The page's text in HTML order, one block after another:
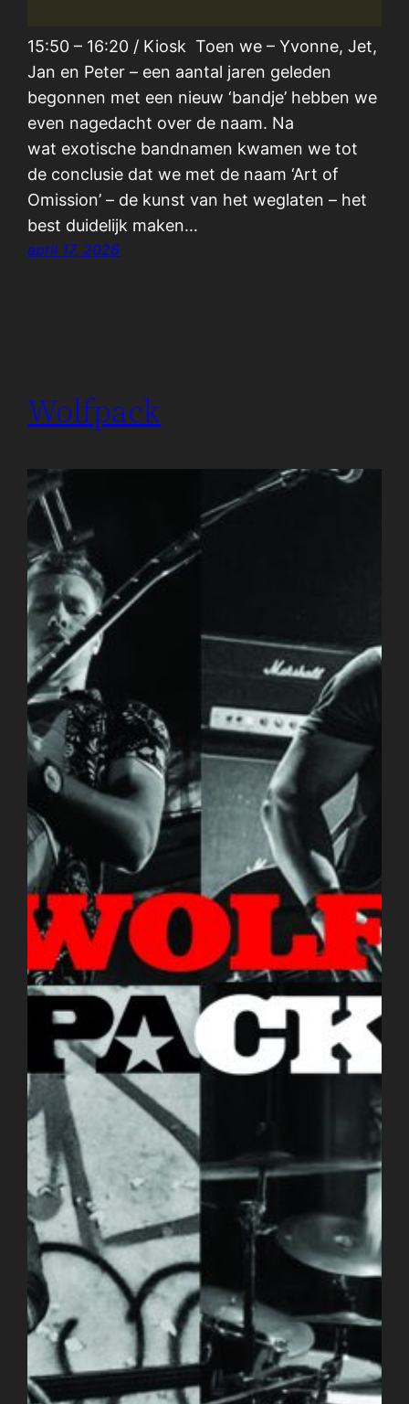
15:50 – 16:20 / Kiosk Toen we – Yvonne, Jet,
Jan en Peter – een aantal jaren geleden
begonnen met een nieuw ‘bandje’ hebben we
even nagedacht over de naam. Na
wat exotische bandnamen kwamen we tot
de conclusie dat we met de naam ‘Art of
Omission’ – de kunst van het weglaten – het
best duidelijk maken…
april 17, 2026
Wolfpack